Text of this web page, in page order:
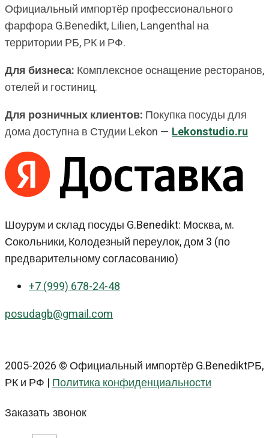
Официальный импортёр профессионального
фарфора G.Benedikt, Lilien, Langenthal на
территории РБ, РК и РФ.
Для бизнеса: Комплексное оснащение ресторанов,
отелей и гостиниц.
Для розничных клиентов: Покупка посуды для
дома доступна в Студии Lekon — Lekonstudio.ru
Шоурум и склад посуды G.Benedikt: Москва, м.
Сокольники, Колодезный переулок, дом 3 (по
предварительному согласованию)
+7 (999) 678-24-48
posudagb@gmail.com
2005-2026 © Официальный импортёр G.BenediktРБ,
РК и РФ |Политика конфиденциальности
Заказать звонок